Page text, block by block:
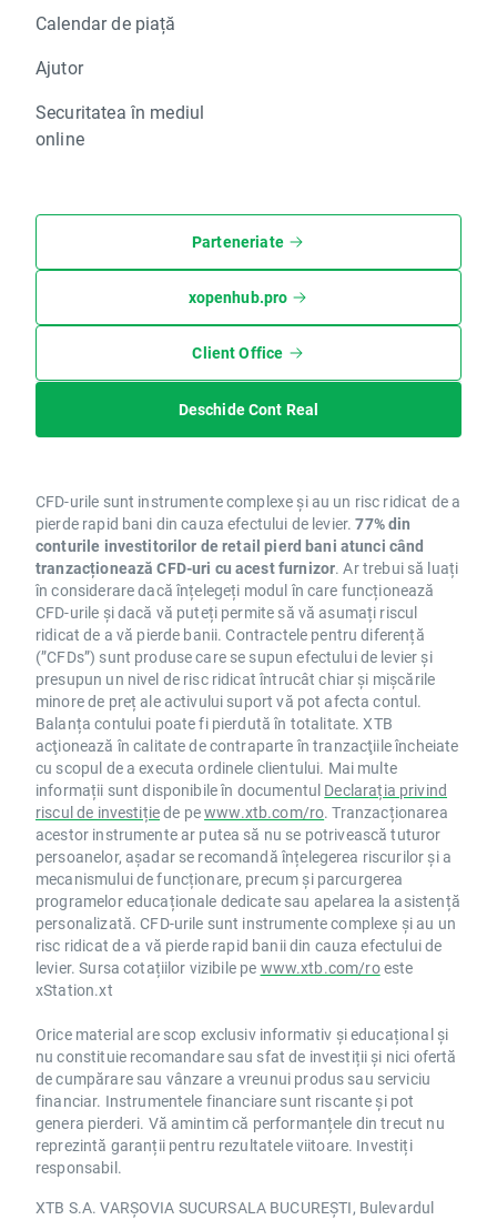
Calendar de piață
Ajutor
Securitatea în mediul
online
Parteneriate
xopenhub.pro
Client Office
Deschide Cont Real
CFD-urile sunt instrumente complexe și au un risc ridicat de a
pierde rapid bani din cauza efectului de levier.77% din
conturile investitorilor de retail pierd bani atunci când
tranzacționează CFD-uri cu acest furnizor. Ar trebui să luați
în considerare dacă înțelegeți modul în care funcționează
CFD-urile și dacă vă puteți permite să vă asumați riscul
ridicat de a vă pierde banii. Contractele pentru diferență
(”CFDs”) sunt produse care se supun efectului de levier și
presupun un nivel de risc ridicat întrucât chiar și mișcările
minore de preț ale activului suport vă pot afecta contul.
Balanța contului poate fi pierdută în totalitate. XTB
acţionează în calitate de contraparte în tranzacţiile încheiate
cu scopul de a executa ordinele clientului. Mai multe
informații sunt disponibile în documentul Declarația privind
riscul de investițiede pewww.xtb.com/ro. Tranzacționarea
acestor instrumente ar putea să nu se potrivească tuturor
persoanelor, așadar se recomandă înțelegerea riscurilor și a
mecanismului de funcționare, precum și parcurgerea
programelor educaționale dedicate sau apelarea la asistență
personalizată. CFD-urile sunt instrumente complexe și au un
risc ridicat de a vă pierde rapid banii din cauza efectului de
levier. Sursa cotațiilor vizibile pe www.xtb.com/roeste
xStation.xt
Orice material are scop exclusiv informativ și educațional și
nu constituie recomandare sau sfat de investiții și nici ofertă
de cumpărare sau vânzare a vreunui produs sau serviciu
financiar. Instrumentele financiare sunt riscante și pot
genera pierderi. Vă amintim că performanțele din trecut nu
reprezintă garanții pentru rezultatele viitoare. Investiți
responsabil.
XTB S.A. VARȘOVIA SUCURSALA BUCUREȘTI, Bulevardul